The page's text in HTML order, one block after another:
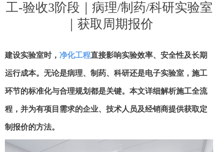
工-验收3阶段｜病理/制药/科研实验室
｜获取周期报价
建设实验室时， 净化工程直接影响实验效率、安全性及长期
运行成本。无论是病理、制药、科研还是电子实验室，施工
环节的标准化与合理规划都是关键。本文详细解析施工全流
程，并为有项目需求的企业、技术人员及经销商提供获取定
制报价的方法。